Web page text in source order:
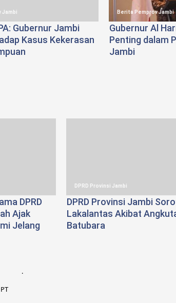
Jambi
Gubernur Jambi
Kasus Kekerasan
Berita Pemprov Jambi
Gubernur Al
Penting dalam
Jambi
DPRD
Ajak
Jelang
DPRD Provinsi Jambi
DPRD Provinsi Jambi
Lakalantas Akibat
Batubara
PT
.